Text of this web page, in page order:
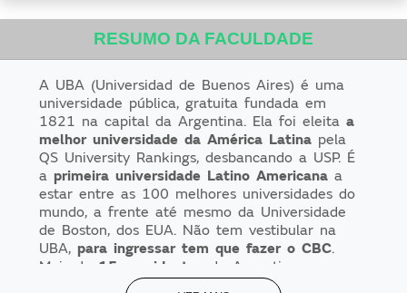
RESUMO DA FACULDADE
A UBA (Universidad de Buenos Aires) é uma
universidade pública, gratuita fundada em
1821 na capital da Argentina. Ela foi eleitaa
melhor universidade da América Latinapela
QS University Rankings, desbancando a USP. É
a primeira universidade Latino Americanaa
estar entre as 100 melhores universidades do
mundo, a frente até mesmo da Universidade
de Boston, dos EUA. Não tem vestibular na
UBA, para ingressar tem que fazer o CBC.
Mais de 15 presidentes
da Argentina se
formaram na universidade, além de